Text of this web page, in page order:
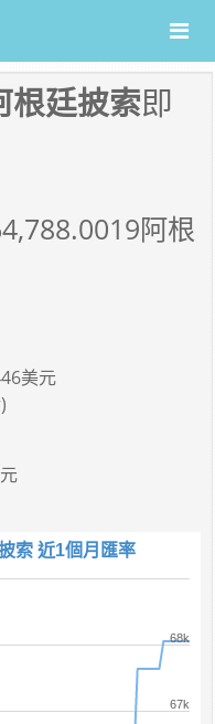
根廷披索即
阿根
美元
索 近1個月匯率
67k
68k